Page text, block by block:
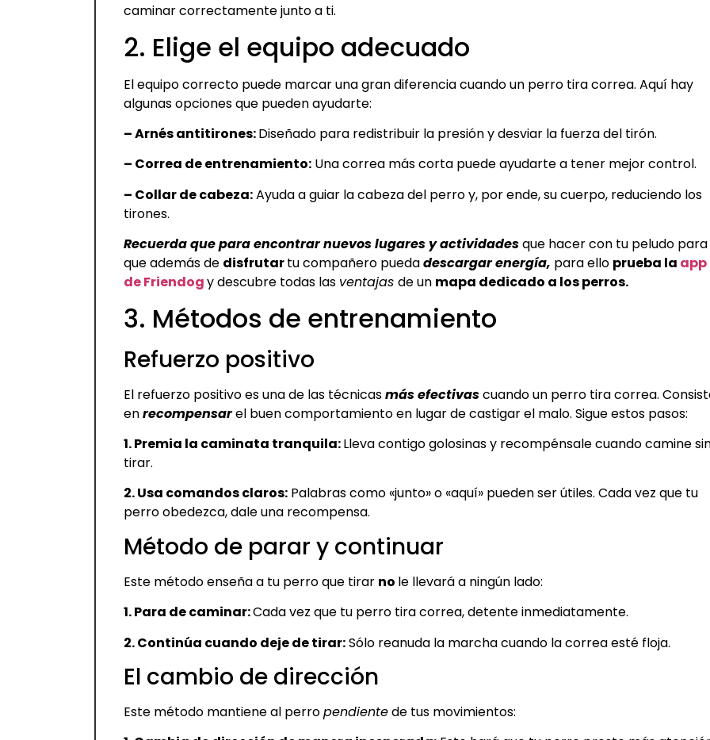
caminar correctamente junto a ti.
2. Elige el equipo adecuado
El equipo correcto puede marcar una gran diferencia cuando un perro tira correa. Aquí hay
algunas opciones que pueden ayudarte:
– Arnés antitirones:Diseñado para redistribuir la presión y desviar la fuerza del tirón.
– Correa de entrenamiento: Una correa más corta puede ayudarte a tener mejor control.
– Collar de cabeza:Ayuda a guiar la cabeza del perro y, por ende, su cuerpo, reduciendo los
tirones.
Recuerda que para encontrar nuevos lugares y actividadesque hacer con tu peludo para
que además de disfrutartu compañero puedadescargar energía, para ello prueba la app
de Friendogy descubre todas las ventajas de un mapa dedicado a los perros.
3. Métodos de entrenamiento
Refuerzo positivo
El refuerzo positivo es una de las técnicasmás efectivascuando un perro tira correa.
enrecompensarel buen comportamiento en lugar de castigar el malo. Sigue estos pasos:
1. Premia la caminata tranquila:Lleva contigo golosinas y recompénsale cuando camine
tirar.
2. Usa comandos claros: Palabras como «junto» o «aquí» pueden ser útiles. Cada vez que tu
perro obedezca, dale una recompensa.
Método de parar y continuar
Este método enseña a tu perro que tirar no le llevará a ningún lado:
1. Para de caminar:Cada vez que tu perro tira correa, detente inmediatamente.
2. Continúa cuando deje de tirar:Sólo reanuda la marcha cuando la correa esté floja.
El cambio de dirección
Este método mantiene al perropendientede tus movimientos: